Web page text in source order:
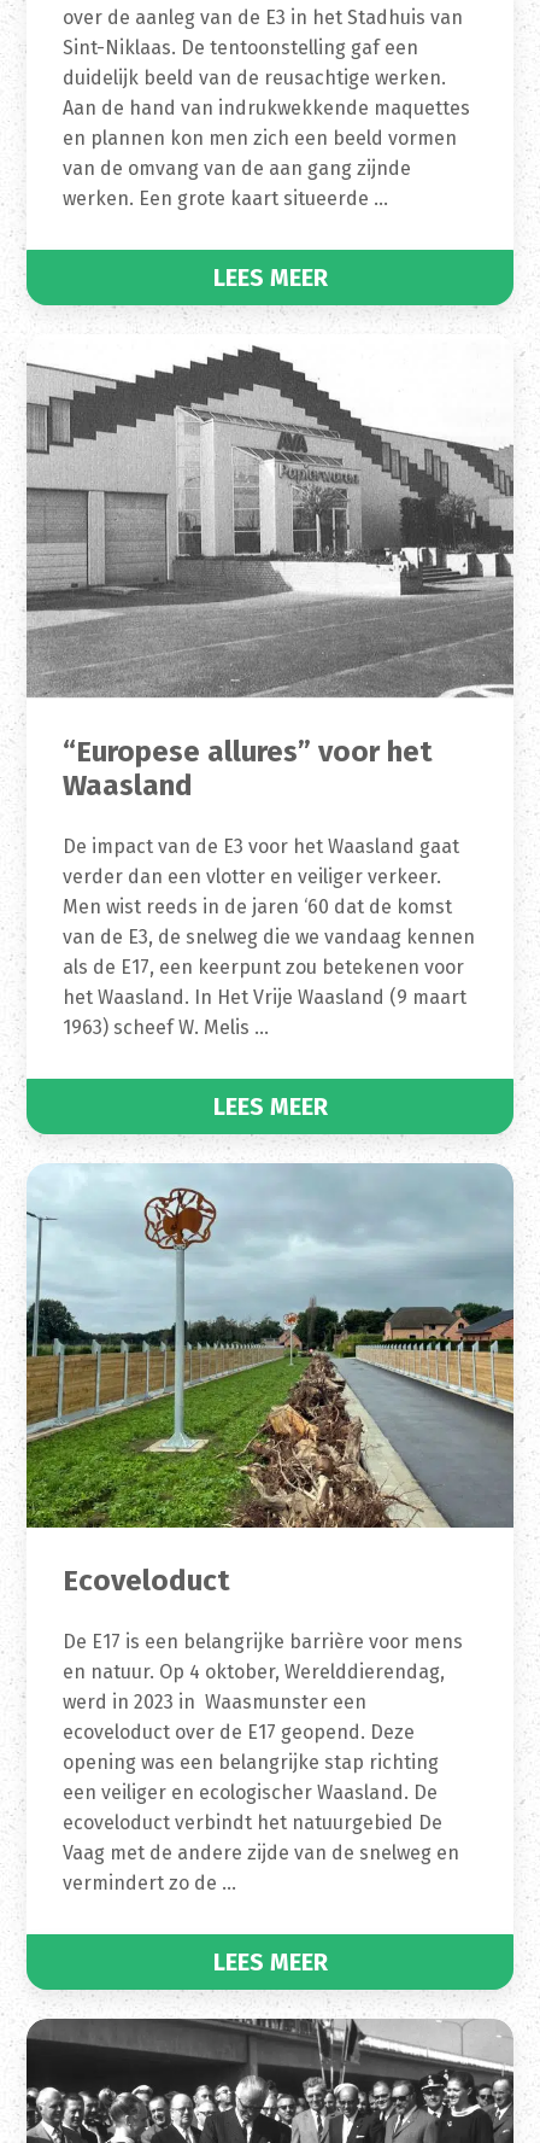
over de aanleg van de E3 in het Stadhuis van
Sint-Niklaas. De tentoonstelling gaf een
duidelijk beeld van de reusachtige werken.
Aan de hand van indrukwekkende maquettes
en plannen kon men zich een beeld vormen
van de omvang van de aan gang zijnde
werken. Een grote kaart situeerde …
LEES MEER
“Europese allures” voor het
Waasland
De impact van de E3 voor het Waasland gaat
verder dan een vlotter en veiliger verkeer.
Men wist reeds in de jaren ‘60 dat de komst
van de E3, de snelweg die we vandaag kennen
als de E17, een keerpunt zou betekenen voor
het Waasland. In Het Vrije Waasland (9 maart
1963) scheef W. Melis …
LEES MEER
Ecoveloduct
De E17 is een belangrijke barrière voor mens
en natuur. Op 4 oktober, Werelddierendag,
werd in 2023 in Waasmunster een
ecoveloduct over de E17 geopend. Deze
opening was een belangrijke stap richting
een veiliger en ecologischer Waasland. De
ecoveloduct verbindt het natuurgebied De
Vaag met de andere zijde van de snelweg en
vermindert zo de …
LEES MEER